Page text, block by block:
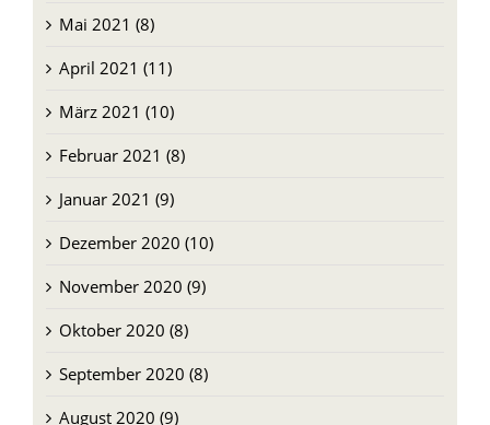
April 2021 (11)
März 2021 (10)
Februar 2021 (8)
Januar 2021 (9)
Dezember 2020 (10)
November 2020 (9)
Oktober 2020 (8)
September 2020 (8)
August 2020 (9)
Juli 2020 (9)